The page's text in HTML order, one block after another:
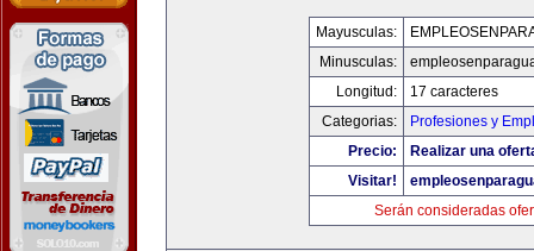
Mayusculas:
Minusculas:
Longitud:
17 caracteres
Categorias:
Profesiones y
Precio:
Realizar una
Visitar!
Serán consideradas